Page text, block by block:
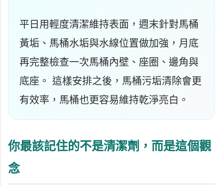
平日用輕度清潔維持表面，週末針對馬桶
黃垢、馬桶水垢與水線位置做加強，月底
再完整檢查一次馬桶內壁、座圈、邊角與
底座。 這樣安排之後，馬桶污垢清除會更
有效率，馬桶也更容易維持乾淨亮白。
你最該記住的不是清潔劑，而是這個觀
念